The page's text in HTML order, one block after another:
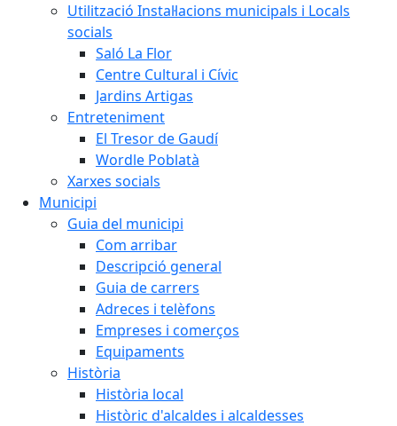
Utilització Instal·lacions municipals i Locals
socials
Saló La Flor
Centre Cultural i Cívic
Jardins Artigas
Entreteniment
El Tresor de Gaudí
Wordle Poblatà
Xarxes socials
Municipi
Guia del municipi
Com arribar
Descripció general
Guia de carrers
Adreces i telèfons
Empreses i comerços
Equipaments
Història
Història local
Històric d'alcaldes i alcaldesses